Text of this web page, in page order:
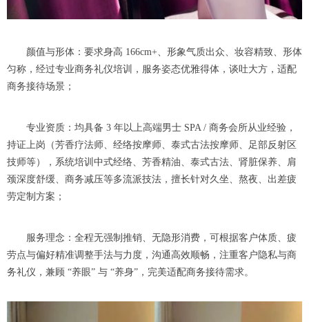
颜值与形体：要求身高 166cm+、形象气质出众、妆容精致、形体
匀称，经过专业商务礼仪培训，服务姿态优雅得体，谈吐大方，适配
商务接待场景；
专业资质：均具备 3 年以上高端男士 SPA / 商务会所从业经验，
持证上岗（芳香疗法师、经络按摩师、泰式古法按摩师、足部反射区
技师等），系统培训中式经络、芳香精油、泰式古法、肾脏保养、肩
颈深度舒缓、商务减压等多流派技法，擅长针对久坐、熬夜、出差疲
劳定制方案；
服务理念：全程无强制推销、无隐形消费，可根据客户体质、疲
劳点与偏好精准调整手法与力度，沟通高效顺畅，注重客户隐私与商
务礼仪，兼顾 “养眼” 与 “养身”，完美适配商务接待需求。